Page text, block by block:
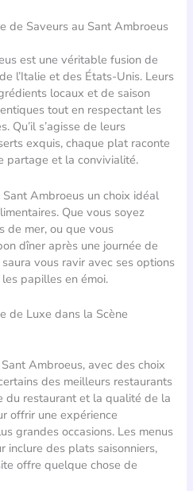
de Saveurs au Sant Ambroeus
est une véritable fusion de
l’Italie et des États-Unis. Leurs
locaux et de saison
tout en respectant les
Qu’il s’agisse de leurs
exquis, chaque plat raconte
partage et la convivialité.
Ambroeus un choix idéal
Que vous soyez
de mer, ou que vous
dîner après une journée de
vous ravir avec ses options
papilles en émoi.
de Luxe dans la Scène
Ambroeus, avec des choix
des meilleurs restaurants
du restaurant et la qualité de la
offrir une expérience
grandes occasions. Les menus
inclure des plats saisonniers,
offre quelque chose de